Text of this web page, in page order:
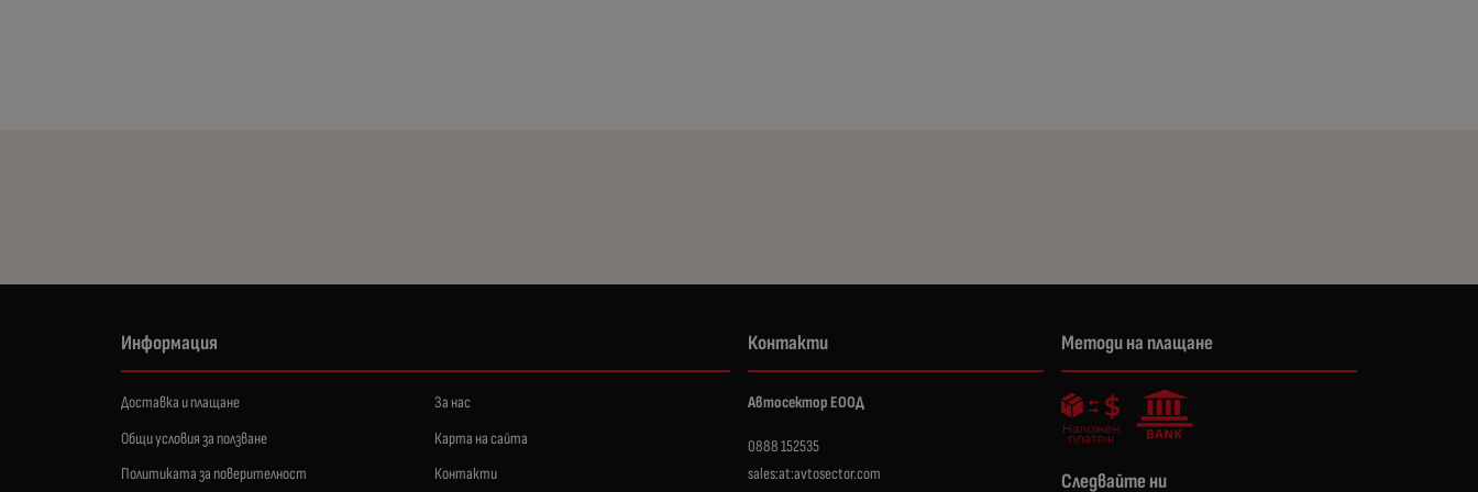
Информация
Доставка и плащане
Общи условия за ползване
Политиката за поверителност
За нас
Карта на сайта
Контакти
Контакти
Автосектор ЕООД
0888 152535
sales:at:avtosector.com
Методи на плащане
Следвайте ни